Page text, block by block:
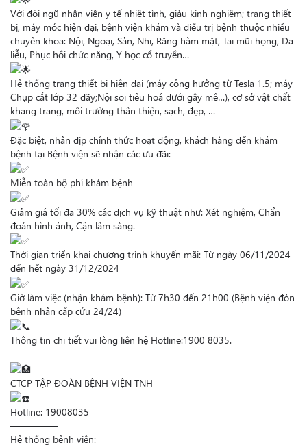
Với đội ngũ nhân viên y tế nhiệt tình, giàu kinh nghiệm; trang thiết
bị, máy móc hiện đại, bệnh viện khám và điều trị bệnh thuộc nhiều
chuyên khoa: Nội, Ngoại, Sản, Nhi, Răng hàm mặt, Tai mũi họng, Da
liễu, Phục hồi chức năng, Y học cổ truyền…
Hệ thống trang thiết bị hiện đại (máy cộng hưởng từ Tesla 1.5; máy
Chụp cắt lớp 32 dãy;Nội soi tiêu hoá dưới gây mê…), cơ sở vật chất
khang trang, môi trường thân thiện, sạch, đẹp, …
Đặc biệt, nhân dịp chính thức hoạt động, khách hàng đến khám
bệnh tại Bệnh viện sẽ nhận các ưu đãi:
Miễn toàn bộ phí khám bệnh
Giảm giá tối đa 30% các dịch vụ kỹ thuật như: Xét nghiệm, Chẩn
đoán hình ảnh, Cận lâm sàng.
Thời gian triển khai chương trình khuyến mãi: Từ ngày 06/11/2024
đến hết ngày 31/12/2024
Giờ làm việc (nhận khám bệnh): Từ 7h30 đến 21h00 (Bệnh viện đón
bệnh nhân cấp cứu 24/24)
Thông tin chi tiết vui lòng liên hệ Hotline:1900 8035.
—————
CTCP TẬP ĐOÀN BỆNH VIỆN TNH
Hotline: 19008035
—————
Hệ thống bệnh viện: